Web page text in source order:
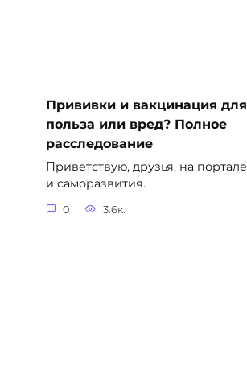
Прививки и вакцинация
польза или вред? Полное
расследование
Приветствую, друзья, на
и саморазвития.
0 3.6к.